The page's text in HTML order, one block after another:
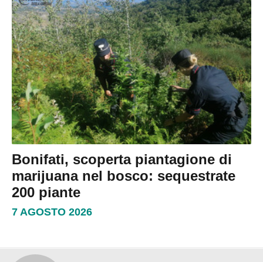
Bonifati, scoperta piantagione di
marijuana nel bosco: sequestrate
200 piante
7 AGOSTO 2026